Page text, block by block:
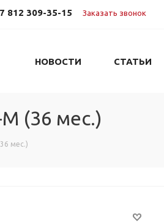
812 309-35-15 Заказать звонок
НОВОСТИ СТАТЬИ
(36 мес.)
мес.)